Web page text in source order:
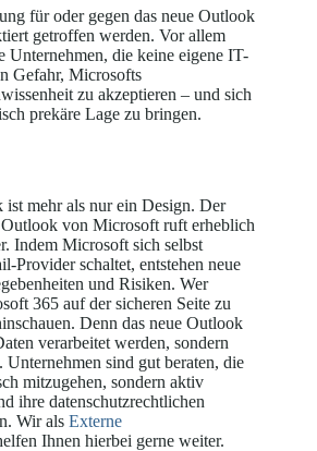
für oder gegen das neue Outlook
getroffen werden. Vor allem
Unternehmen, die keine eigene IT-
Gefahr, Microsofts
zu akzeptieren – und sich
prekäre Lage zu bringen.
mehr als nur ein Design. Der
von Microsoft ruft erheblich
Indem Microsoft sich selbst
Provider schaltet, entstehen neue
und Risiken. Wer
365 auf der sicheren Seite zu
Denn das neue Outlook
verarbeitet werden, sondern
sind gut beraten, die
mitzugehen, sondern aktiv
ihre datenschutzrechtlichen
Wir als Externe
Ihnen hierbei gerne weiter.